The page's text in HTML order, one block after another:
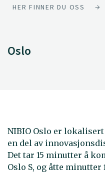
HER FINNER DU OSS
Oslo
NIBIO Oslo er
en del av
Det tar 15 minutter å
Oslo S, og åtte